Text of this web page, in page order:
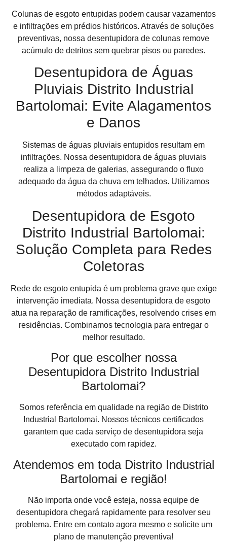
Colunas de esgoto entupidas podem causar vazamentos
e infiltrações em prédios históricos. Através de soluções
preventivas, nossa desentupidora de colunas remove
acúmulo de detritos sem quebrar pisos ou paredes.
Desentupidora de Águas
Pluviais Distrito Industrial
Bartolomai: Evite Alagamentos
e Danos
Sistemas de águas pluviais entupidos resultam em
infiltrações. Nossa desentupidora de águas pluviais
realiza a limpeza de galerias, assegurando o fluxo
adequado da água da chuva em telhados. Utilizamos
métodos adaptáveis.
Desentupidora de Esgoto
Distrito Industrial Bartolomai:
Solução Completa para Redes
Coletoras
Rede de esgoto entupida é um problema grave que exige
intervenção imediata. Nossa desentupidora de esgoto
atua na reparação de ramificações, resolvendo crises em
residências. Combinamos tecnologia para entregar o
melhor resultado.
Por que escolher nossa
Desentupidora Distrito Industrial
Bartolomai?
Somos referência em qualidade na região de Distrito
Industrial Bartolomai. Nossos técnicos certificados
garantem que cada serviço de desentupidora seja
executado com rapidez.
Atendemos em toda Distrito Industrial
Bartolomai e região!
Não importa onde você esteja, nossa equipe de
desentupidora chegará rapidamente para resolver seu
problema. Entre em contato agora mesmo e solicite um
plano de manutenção preventiva!